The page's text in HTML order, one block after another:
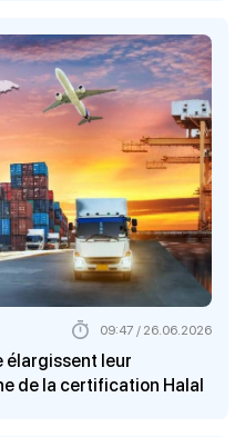
élargissent leur
de la certification Halal
09:47 / 26.06.2026